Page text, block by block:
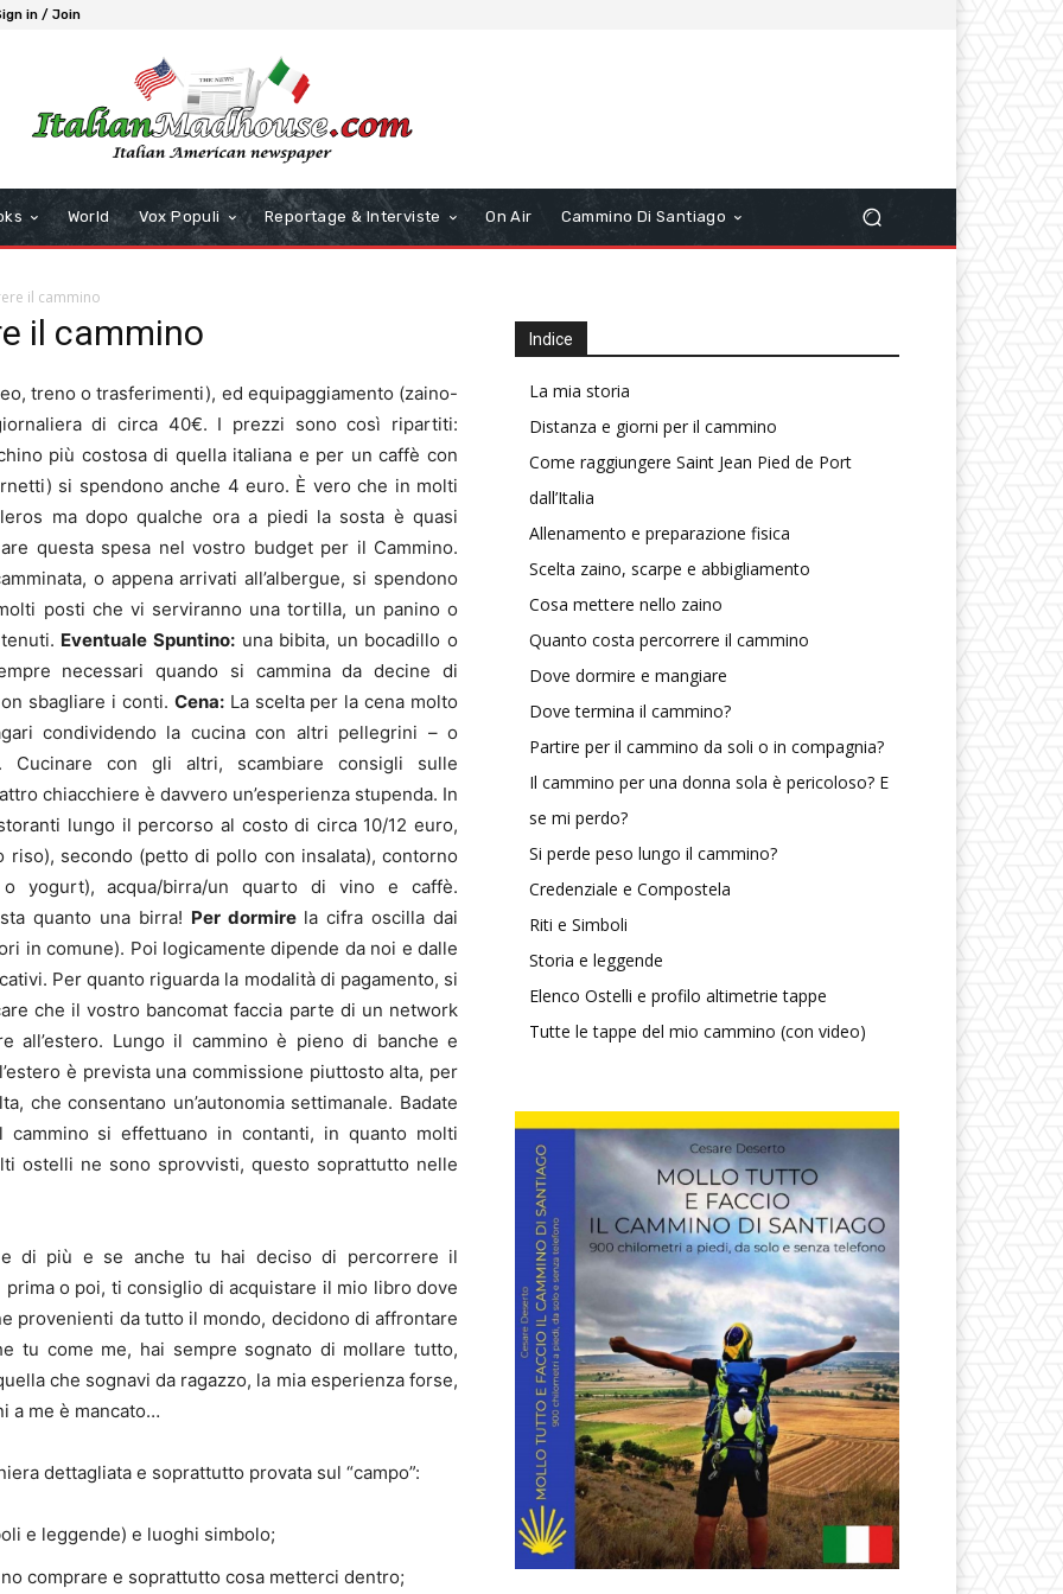
in / Join
World Vox Populi Reportage & Interviste On Air Cammino Di Santiago
il cammino
il cammino
treno o trasferimenti), ed equipaggiamento (zaino-
di circa 40€. I prezzi sono così ripartiti:
più costosa di quella italiana e per un caffè con
si spendono anche 4 euro. È vero che in molti
ma dopo qualche ora a piedi la sosta è quasi
questa spesa nel vostro budget per il Cammino.
o appena arrivati all’albergue, si spendono
posti che vi serviranno una tortilla, un panino o
Eventuale Spuntino:una bibita, un bocadillo o
necessari quando si cammina da decine di
sbagliare i conti. Cena:La scelta per la cena molto
condividendo la cucina con altri pellegrini – o
con gli altri, scambiare consigli sulle
chiacchiere è davvero un’esperienza stupenda. In
lungo il percorso al costo di circa 10/12 euro,
secondo (petto di pollo con insalata), contorno
yogurt), acqua/birra/un quarto di vino e caffè.
quanto una birra! Per dormirela cifra oscilla dai
in comune). Poi logicamente dipende da noi e dalle
Per quanto riguarda la modalità di pagamento, si
che il vostro bancomat faccia parte di un network
all’estero. Lungo il cammino è pieno di banche e
è prevista una commissione piuttosto alta, per
che consentano un’autonomia settimanale. Badate
si effettuano in contanti, in quanto molti
ostelli ne sono sprovvisti, questo soprattutto nelle
di più e se anche tu hai deciso di percorrere il
o poi, ti consiglio di acquistare il mio libro dove
provenienti da tutto il mondo, decidono di affrontare
tu come me, hai sempre sognato di mollare tutto,
che sognavi da ragazzo, la mia esperienza forse,
a me è mancato…
dettagliata e soprattutto provata sul “campo”:
e leggende) e luoghi simbolo;
comprare e soprattutto cosa metterci dentro;
Indice
La mia storia
Distanza e giorni per il cammino
Come raggiungere Saint Jean Pied de Port
dall’Italia
Allenamento e preparazione fisica
Scelta zaino, scarpe e abbigliamento
Cosa mettere nello zaino
Quanto costa percorrere il cammino
Dove dormire e mangiare
Dove termina il cammino?
Partire per il cammino da soli o in compagnia?
Il cammino per una donna sola è pericoloso? E
se mi perdo?
Si perde peso lungo il cammino?
Credenziale e Compostela
Riti e Simboli
Storia e leggende
Elenco Ostelli e profilo altimetrie tappe
Tutte le tappe del mio cammino (con video)